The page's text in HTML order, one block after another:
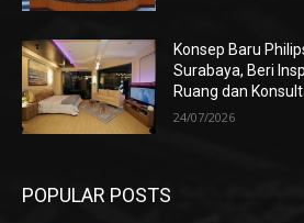
Konsep Baru
Surabaya, Beri
Ruang dan
24/07/2026
POPULAR POSTS